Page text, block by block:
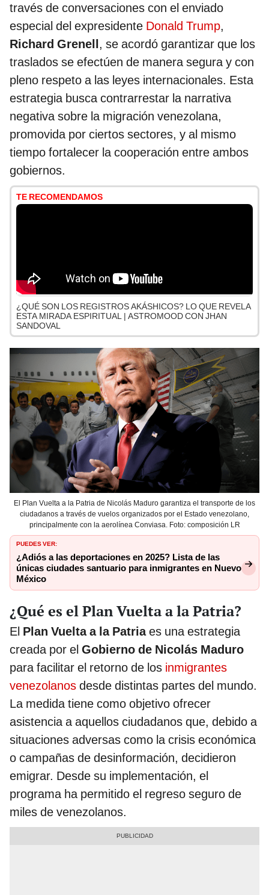
través de conversaciones con el enviado
especial del expresidente Donald Trump,
Richard Grenell, se acordó garantizar que los
traslados se efectúen de manera segura y con
pleno respeto a las leyes internacionales. Esta
estrategia busca contrarrestar la narrativa
negativa sobre la migración venezolana,
promovida por ciertos sectores, y al mismo
tiempo fortalecer la cooperación entre ambos
gobiernos.
TE RECOMENDAMOS
¿QUÉ SON LOS REGISTROS AKÁSHICOS? LO QUE REVELA
ESTA MIRADA ESPIRITUAL | ASTROMOOD CON JHAN
SANDOVAL
El Plan Vuelta a la Patria de Nicolás Maduro garantiza el transporte de los
ciudadanos a través de vuelos organizados por el Estado venezolano,
principalmente con la aerolínea Conviasa. Foto: composición LR
PUEDES VER:
¿Adiós a las deportaciones en 2025? Lista de las
únicas ciudades santuario para inmigrantes en Nuevo
México
¿Qué es el Plan Vuelta a la Patria?
El Plan Vuelta a la Patriaes una estrategia
creada por el Gobierno de Nicolás Maduro
para facilitar el retorno de los inmigrantes
venezolanos desde distintas partes del mundo.
La medida tiene como objetivo ofrecer
asistencia a aquellos ciudadanos que, debido a
situaciones adversas como la crisis económica
o campañas de desinformación, decidieron
emigrar. Desde su implementación, el
programa ha permitido el regreso seguro de
miles de venezolanos.